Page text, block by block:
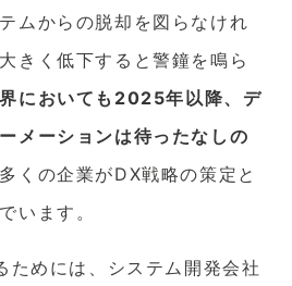
ムからの脱却を図らなけれ
きく低下すると警鐘を鳴ら
においても2025年以降、デ
メーションは待ったなしの
くの企業がDX戦略の策定と
います。
めには、システム開発会社